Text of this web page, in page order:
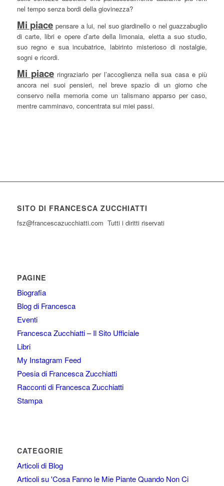
nel tempo senza bordi della giovinezza?
Mi piace pensare a lui, nel suo giardinello o nel guazzabuglio
di carte, libri e opere d’arte della limonaia, eletta a suo studio,
suo regno e sua incubatrice, labirinto misterioso di nostalgie,
sogni e ricordi.
Mi piaceringraziarlo per l’accoglienza nella sua casa e più
ancora nei suoi pensieri, nel breve spazio di un giorno che
conservo nella memoria come un talismano apparso per caso,
mentre camminavo, concentrata sui miei passi.
SITO DI FRANCESCA ZUCCHIATTI
fsz@francescazucchiatti.com Tutti i diritti riservati
PAGINE
Biografia
Blog di Francesca
Eventi
Francesca Zucchiatti – Il Sito Ufficiale
Libri
My Instagram Feed
Poesia di Francesca Zucchiatti
Racconti di Francesca Zucchiatti
Stampa
CATEGORIE
Articoli di Blog
Articoli su 'Cosa Fanno le Mie Piante Quando Non Ci